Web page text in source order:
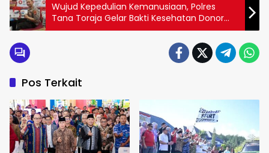
Wujud Kepedulian Kemanusiaan, Polres
Tana Toraja Gelar Bakti Kesehatan Donor
Darah Jelang HUT Bhayangkara ke-80
Pos Terkait